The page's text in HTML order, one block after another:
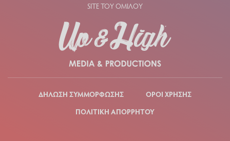
SITE ΤΟΥ ΟΜΙΛΟΥ
ΔΗΛΩΣΗ ΣΥΜΜΟΡΦΩΣΗΣ
ΟΡΟΙ ΧΡΗΣΗΣ
ΠΟΛΙΤΙΚΗ ΑΠΟΡΡΗΤΟΥ